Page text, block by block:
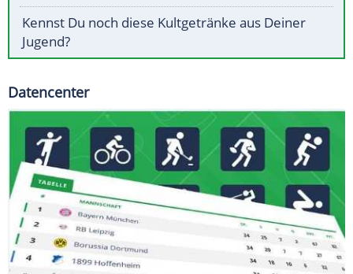
Kennst Du noch diese Kultgetränke aus Deiner
Jugend?
Datencenter